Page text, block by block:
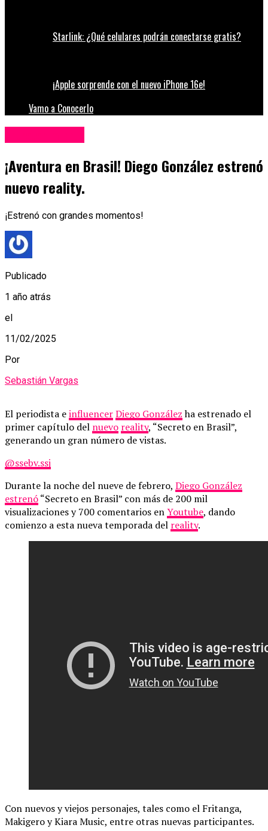
Starlink: ¿Qué celulares podrán conectarse gratis?
¡Apple sorprende con el nuevo iPhone 16e!
Vamo a Conocerlo
¡Aventura en Brasil! Diego González estrenó
nuevo reality.
¡Estrenó con grandes momentos!
Publicado
1 año atrás
el
11/02/2025
Por
Sebastián Vargas
El periodista einfluencerDiego Gonzálezha estrenado el
primer capítulo del nuevo reality, “Secreto en Brasil”,
generando un gran número de vistas.
@ssebv.ssj
Durante la noche del nueve de febrero, Diego González
estrenó“Secreto en Brasil” con más de 200 mil
visualizaciones y 700 comentarios enYoutube, dando
comienzo a esta nueva temporada del reality.
Con nuevos y viejos personajes, tales como el Fritanga,
Makigero y Kiara Music, entre otras nuevas participantes.